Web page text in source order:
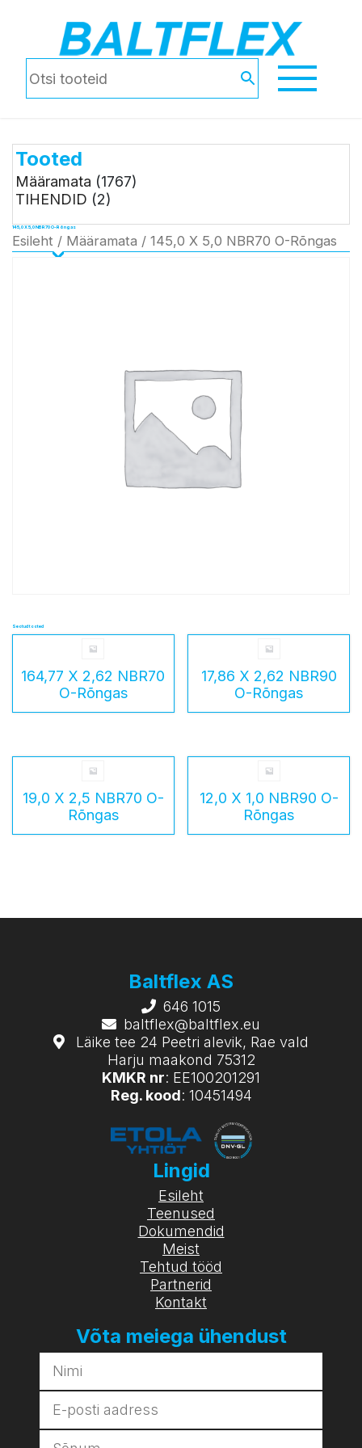
Tooted
Määramata (1767)
TIHENDID (2)
145,0 X 5,0 NBR70 O-Rõngas
Esileht / Määramata / 145,0 X 5,0 NBR70 O-Rõngas
Seotud tooted
164,77 X 2,62 NBR70
O-Rõngas
17,86 X 2,62 NBR90
O-Rõngas
19,0 X 2,5 NBR70 O-
Rõngas
12,0 X 1,0 NBR90 O-
Rõngas
Baltflex AS
646 1015
baltflex@baltflex.eu
Läike tee 24 Peetri alevik, Rae vald
Harju maakond 75312
KMKR nr: EE100201291
Reg. kood: 10451494
Lingid
Esileht
Teenused
Dokumendid
Meist
Tehtud tööd
Partnerid
Kontakt
Võta meiega ühendust